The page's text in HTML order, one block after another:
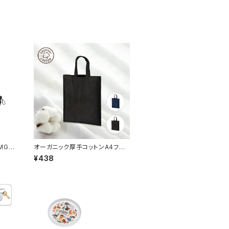
オーガニック厚手コットンA4フラッ
トバッグ MG
¥438